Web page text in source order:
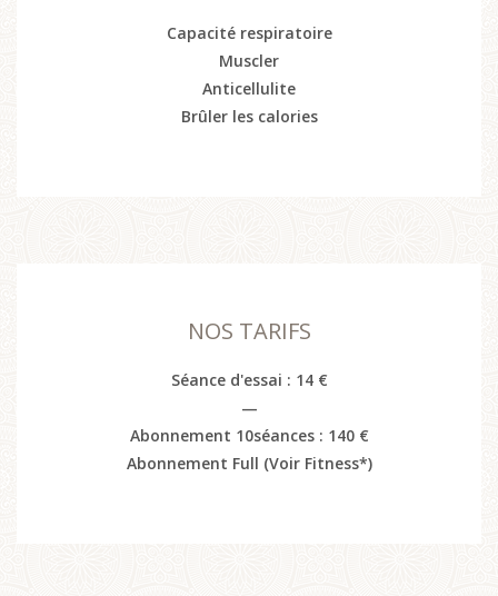
Capacité respiratoire
Muscler
Anticellulite
Brûler les calories
NOS TARIFS
Séance d'essai : 14 €
—
Abonnement 10séances : 140 €
Abonnement Full (Voir Fitness*)